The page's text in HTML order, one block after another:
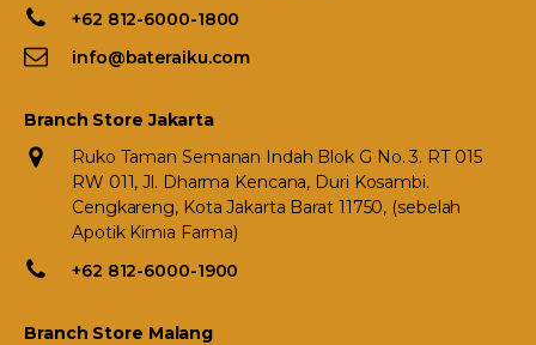
+62 812-6000-1800
info@bateraiku.com
Branch Store Jakarta
Ruko Taman Semanan Indah Blok G No. 3. RT 015
RW 011, Jl. Dharma Kencana, Duri Kosambi.
Cengkareng, Kota Jakarta Barat 11750, (sebelah
Apotik Kimia Farma)
+62 812-6000-1900
Branch Store Malang